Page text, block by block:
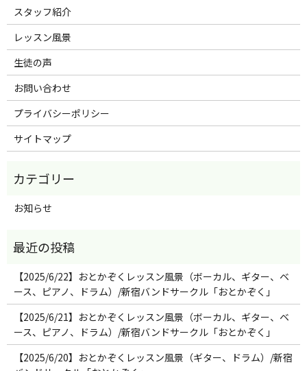
スタッフ紹介
レッスン風景
生徒の声
お問い合わせ
プライバシーポリシー
サイトマップ
お知らせ
【2025/6/22】おとかぞくレッスン風景（ボーカル、ギター、ベ
ース、ピアノ、ドラム）/新宿バンドサークル「おとかぞく」
【2025/6/21】おとかぞくレッスン風景（ボーカル、ギター、ベ
ース、ピアノ、ドラム）/新宿バンドサークル「おとかぞく」
【2025/6/20】おとかぞくレッスン風景（ギター、ドラム）/新宿